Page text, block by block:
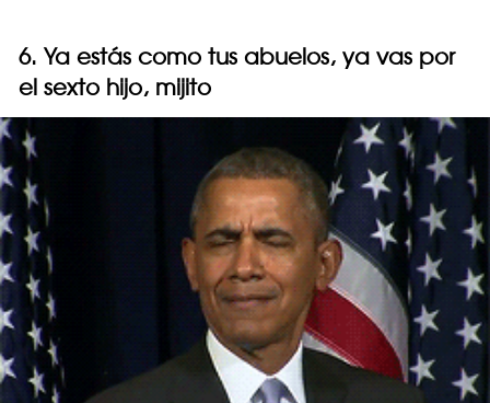
6. Ya estás como tus abuelos, ya vas por
el sexto hijo, mijito